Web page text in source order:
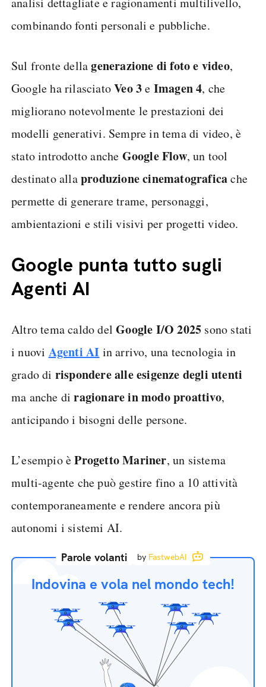
combinando fonti personali e pubbliche.
Sul fronte dellagenerazione di foto e video,
Google ha rilasciatoVeo 3e Imagen 4, che
migliorano notevolmente le prestazioni dei
modelli generativi. Sempre in tema di video, è
stato introdotto anche Google Flow, un tool
destinato allaproduzione cinematograficache
permette di generare trame, personaggi,
ambientazioni e stili visivi per progetti video.
Google punta tutto sugli
Agenti AI
Altro tema caldo delGoogle I/O 2025 sono stati
i nuovi Agenti AI in arrivo, una tecnologia in
grado di rispondere alle esigenze degliutenti
ma anche diragionare in modo proattivo,
anticipando i bisogni delle persone.
L’esempio èProgettoMariner, un sistema
multi-agente che può gestire fino a 10 attività
contemporaneamente e rendere ancora più
autonomi i sistemi AI.
Parole volanti by FastwebAI
Indovina e vola nel mondo tech!